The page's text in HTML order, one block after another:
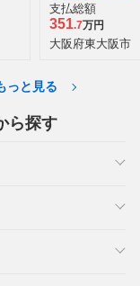
支払総額
351.7万円
大阪府東大阪市
っと見る
ら探す